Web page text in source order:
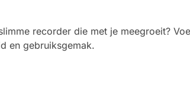
recorder die met je meegroeit?
en gebruiksgemak.